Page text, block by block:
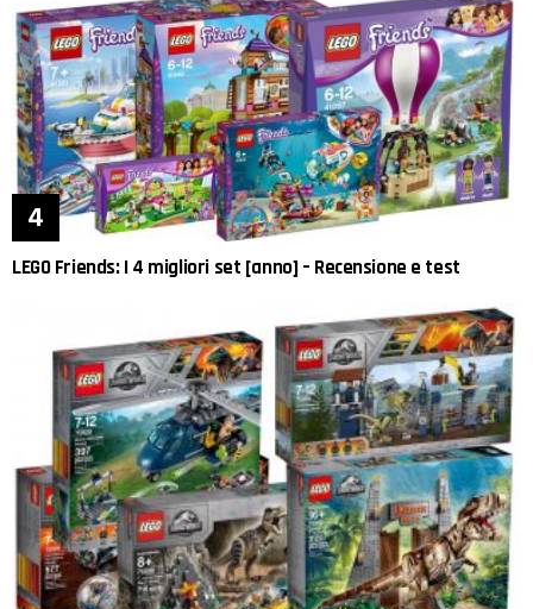
LEGO Friends: I 4 migliori set [anno] – Recensione e test